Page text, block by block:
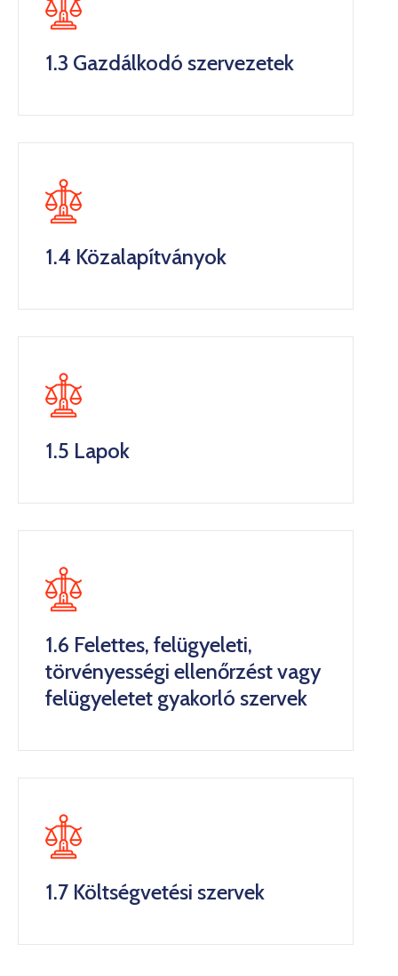
1.3 Gazdálkodó szervezetek
1.4 Közalapítványok
1.5 Lapok
1.6 Felettes, felügyeleti,
törvényességi ellenőrzést vagy
felügyeletet gyakorló szervek
1.7 Költségvetési szervek